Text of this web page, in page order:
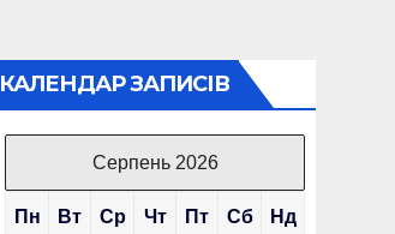
КАЛЕНДАР ЗАПИСІВ
Серпень 2026
Пн Вт Ср Чт Пт Сб Нд